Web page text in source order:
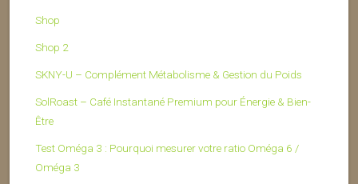
Shop
Shop 2
SKNY-U – Complément Métabolisme & Gestion du Poids
SolRoast – Café Instantané Premium pour Énergie & Bien-
Être
Test Oméga 3 : Pourquoi mesurer votre ratio Oméga 6 /
Oméga 3